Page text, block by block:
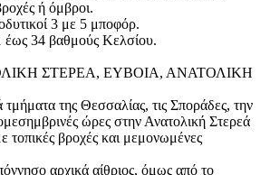
ή όμβροι.
3 με 5 μποφόρ.
34 βαθμούς Κελσίου.
ΣΤΕΡΕΑ, ΕΥΒΟΙΑ, ΑΝΑΤΟΛΙΚΗ
τμήματα της Θεσσαλίας, τις Σποράδες, την
ώρες στην Ανατολική Στερεά
τοπικές βροχές και μεμονωμένες
αρχικά αίθριος, όμως από το